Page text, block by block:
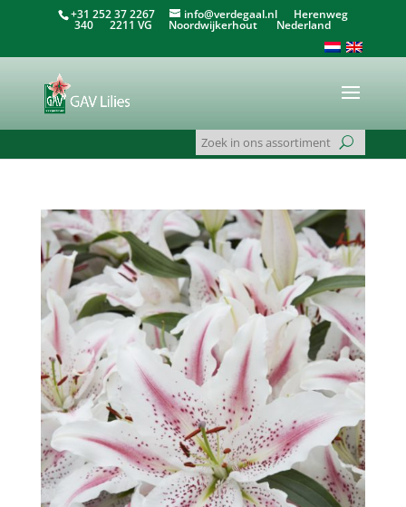
+31 252 37 2267 info@verdegaal.nlHerenweg
340 2211 VG Noordwijkerhout Nederland